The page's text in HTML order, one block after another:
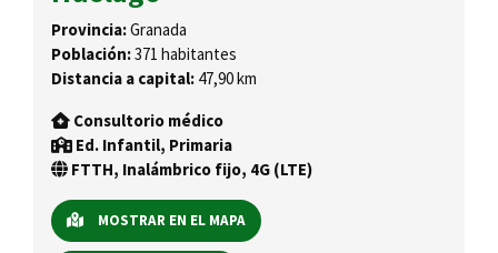
Provincia:Granada
Población:371 habitantes
Distancia a capital: 47,90 km
Consultorio médico
Ed. Infantil, Primaria
FTTH, Inalámbrico fijo, 4G (LTE)
MOSTRAR EN EL MAPA